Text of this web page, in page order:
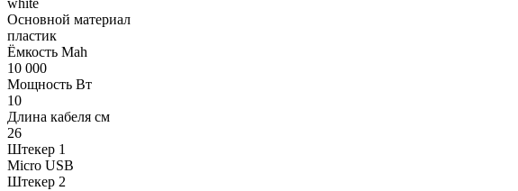
Основной материал
пластик
Ёмкость Mah
10 000
Мощность Вт
10
Длина кабеля см
26
Штекер 1
Micro USB
Штекер 2